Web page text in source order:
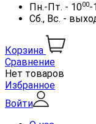
Пн.-Пт. - 1000-
Сб., Вс. -
Корзина
Сравнение
Нет товаров
Избранное
Войти